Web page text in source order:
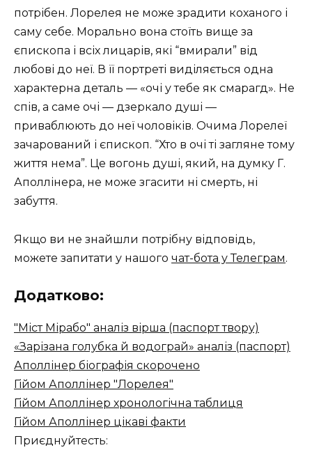
потрібен. Лорелея не може зрадити коханого і
саму себе. Морально вона стоїть вище за
єпископа і всіх лицарів, які “вмирали” від
любові до неї. В її портреті виділяється одна
характерна деталь — «очі у тебе як смарагд». Не
спів, а саме очі — дзеркало душі —
приваблюють до неї чоловіків. Очима Лорелеї
зачарований і єпископ. “Хто в очі ті загляне тому
життя нема”. Це вогонь душі, який, на думку Г.
Аполлінера, не може згасити ні смерть, ні
забуття.
Якщо ви не знайшли потрібну відповідь,
можете запитати у нашого чат-бота у Телеграм.
Додатково:
"Міст Мірабо" аналіз вірша (паспорт твору)
«Зарізана голубка й водограй» аналіз (паспорт)
Аполлінер біографія скорочено
Гійом Аполлінер "Лорелея"
Гійом Аполлінер хронологічна таблиця
Гійом Аполлінер цікаві факти
Приєднуйтесть: